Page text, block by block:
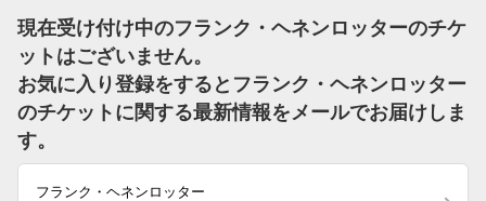
現在受け付け中のフランク・ヘネンロッターのチケ
ットはございません。
お気に入り登録をするとフランク・ヘネンロッター
のチケットに関する最新情報をメールでお届けしま
す。
フランク・ヘネンロッター